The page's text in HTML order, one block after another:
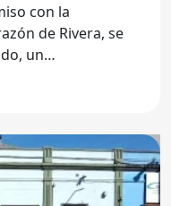
con la
un